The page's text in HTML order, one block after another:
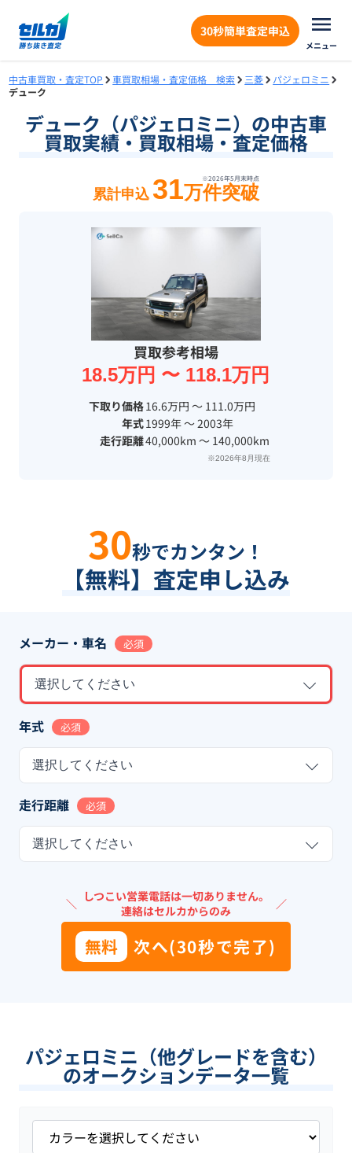
30秒簡単査定申込
メニュー
中古車買取・査定TOP 車買取相場・査定価格 検索 三菱
パジェロミニ
デューク
デューク（パジェロミニ）の中古車
買取実績・買取相場・査定価格
※2026年5月末時点
累計申込 31万件突破
買取参考相場
18.5万円 〜 118.1万円
下取り価格16.6万円 〜 111.0万円
年式1999年 〜 2003年
走行距離40,000km 〜 140,000km
※2026年8月現在
30秒でカンタン！
【無料】査定申し込み
メーカー・車名 必須
選択してください
年式 必須
選択してください
走行距離 必須
選択してください
＼ しつこい営業電話は一切ありません。
連絡はセルカからのみ
／
無料 次へ(30秒で完了)
パジェロミニ（他グレードを含む）
のオークションデータ一覧